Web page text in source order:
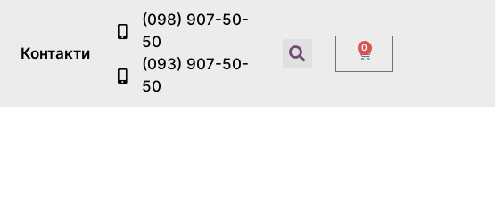
Контакти
(098) 907-50-
50
(093) 907-50-
50
0